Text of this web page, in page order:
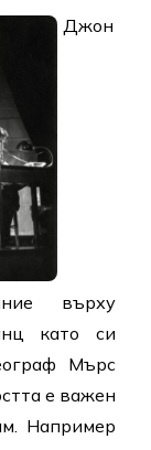
Джон
върху
като си
Мърс
е важен
Например